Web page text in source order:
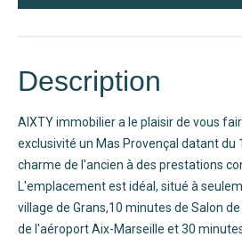
Description
AIXTY immobilier a le plaisir de vous
exclusivité un Mas Provençal datant du
charme de l'ancien à des prestations
L'emplacement est idéal, situé à
village de Grans,10 minutes de Salon
de l'aéroport Aix-Marseille et 30